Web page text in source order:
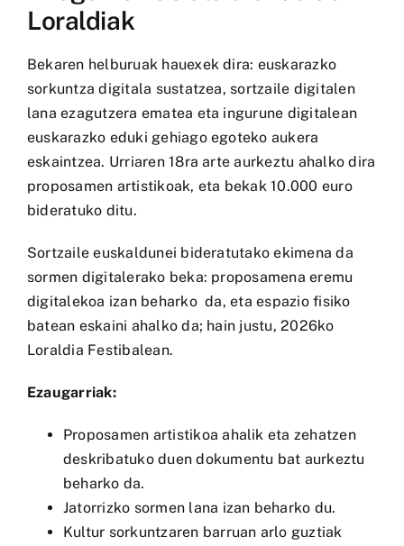
Loraldiak
Bekaren helburuak hauexek dira: euskarazko
sorkuntza digitala sustatzea, sortzaile digitalen
lana ezagutzera ematea eta ingurune digitalean
euskarazko eduki gehiago egoteko aukera
eskaintzea. Urriaren 18ra arte aurkeztu ahalko dira
proposamen artistikoak, eta bekak 10.000 euro
bideratuko ditu.
Sortzaile euskaldunei bideratutako ekimena da
sormen digitalerako beka: proposamena eremu
digitalekoa izan beharko da, eta espazio fisiko
batean eskaini ahalko da; hain justu, 2026ko
Loraldia Festibalean.
Ezaugarriak:
Proposamen artistikoa ahalik eta zehatzen
deskribatuko duen dokumentu bat aurkeztu
beharko da.
Jatorrizko sormen lana izan beharko du.
Kultur sorkuntzaren barruan arlo guztiak